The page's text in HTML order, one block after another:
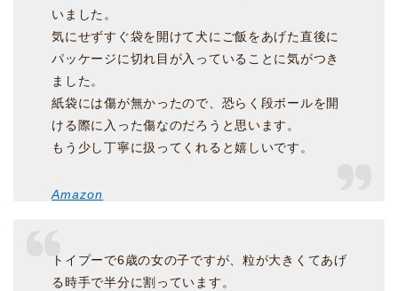
いました。
気にせずすぐ袋を開けて犬にご飯をあげた直後に
パッケージに切れ目が入っていることに気がつき
ました。
紙袋には傷が無かったので、恐らく段ボールを開
ける際に入った傷なのだろうと思います。
もう少し丁寧に扱ってくれると嬉しいです。
Amazon
トイプーで6歳の女の子ですが、粒が大きくてあげ
る時手で半分に割っています。